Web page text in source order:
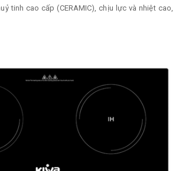
tinh cao cấp (CERAMIC), chịu lực và nhiệt cao,